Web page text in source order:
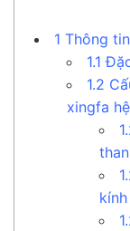
1 Thông
1.1
1.2
xingfa